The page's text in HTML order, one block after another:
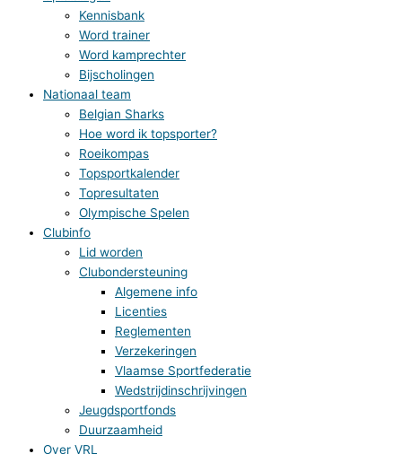
Kennisbank
Word trainer
Word kamprechter
Bijscholingen
Nationaal team
Belgian Sharks
Hoe word ik topsporter?
Roeikompas
Topsportkalender
Topresultaten
Olympische Spelen
Clubinfo
Lid worden
Clubondersteuning
Algemene info
Licenties
Reglementen
Verzekeringen
Vlaamse Sportfederatie
Wedstrijdinschrijvingen
Jeugdsportfonds
Duurzaamheid
Over VRL